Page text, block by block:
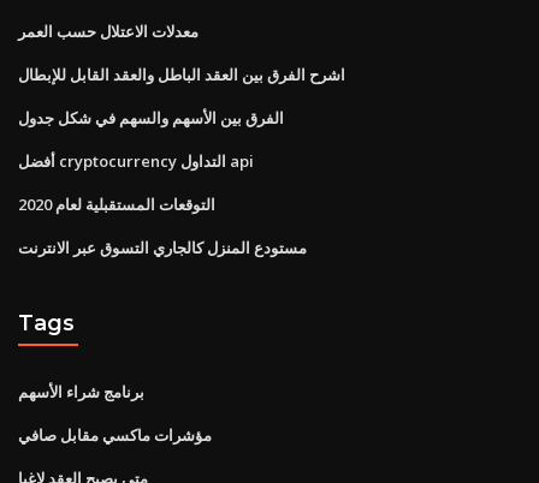
معدلات الاعتلال حسب العمر
اشرح الفرق بين العقد الباطل والعقد القابل للإبطال
الفرق بين الأسهم والسهم في شكل جدول
أفضل cryptocurrency التداول api
التوقعات المستقبلية لعام 2020
مستودع المنزل كالجاري التسوق عبر الانترنت
Tags
برنامج شراء الأسهم
مؤشرات ماكسي مقابل صافي
متى يصبح العقد لاغيا